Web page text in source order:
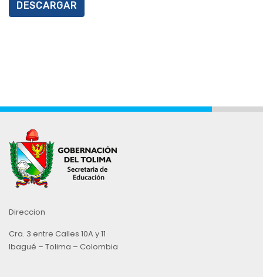
DESCARGAR
Direccion
Cra. 3 entre Calles 10A y 11
Ibagué – Tolima – Colombia